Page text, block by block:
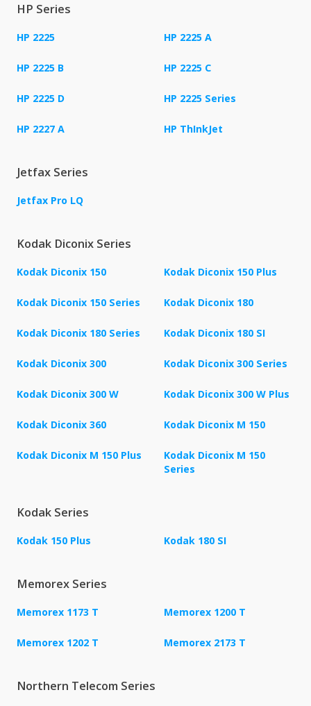
HP Series
HP 2225 HP 2225 A
HP 2225 B HP 2225 C
HP 2225 D HP 2225 Series
HP 2227 A HP ThInkJet
Jetfax Series
Jetfax Pro LQ
Kodak Diconix Series
Kodak Diconix 150 Kodak Diconix 150 Plus
Kodak Diconix 150 Series Kodak Diconix 180
Kodak Diconix 180 Series Kodak Diconix 180 SI
Kodak Diconix 300 Kodak Diconix 300 Series
Kodak Diconix 300 W Kodak Diconix 300 W Plus
Kodak Diconix 360 Kodak Diconix M 150
Kodak Diconix M 150 Plus
Kodak Diconix M 150
Series
Kodak Series
Kodak 150 Plus Kodak 180 SI
Memorex Series
Memorex 1173 T Memorex 1200 T
Memorex 1202 T Memorex 2173 T
Northern Telecom Series